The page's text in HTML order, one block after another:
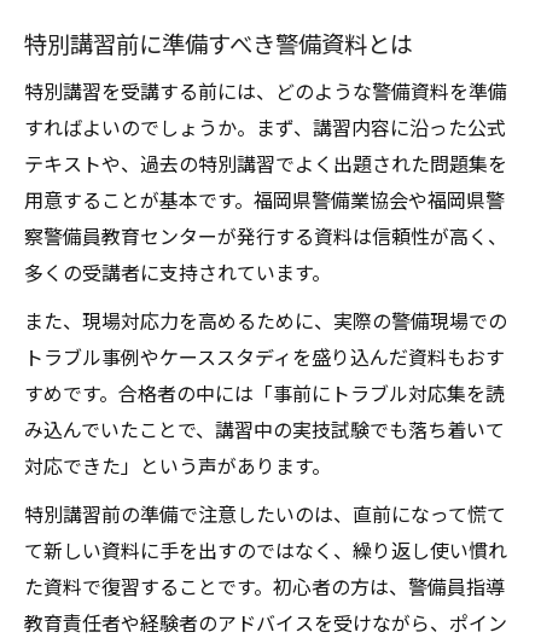
特別講習前に準備すべき警備資料とは
特別講習を受講する前には、どのような警備資料を準備
すればよいのでしょうか。まず、講習内容に沿った公式
テキストや、過去の特別講習でよく出題された問題集を
用意することが基本です。福岡県警備業協会や福岡県警
察警備員教育センターが発行する資料は信頼性が高く、
多くの受講者に支持されています。
また、現場対応力を高めるために、実際の警備現場での
トラブル事例やケーススタディを盛り込んだ資料もおす
すめです。合格者の中には「事前にトラブル対応集を読
み込んでいたことで、講習中の実技試験でも落ち着いて
対応できた」という声があります。
特別講習前の準備で注意したいのは、直前になって慌て
て新しい資料に手を出すのではなく、繰り返し使い慣れ
た資料で復習することです。初心者の方は、警備員指導
教育責任者や経験者のアドバイスを受けながら、ポイン